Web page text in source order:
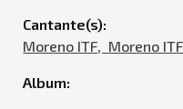
Cantante(s):
Moreno ITF,ㅤㅤ Moreno ITF,ㅤ
Album: